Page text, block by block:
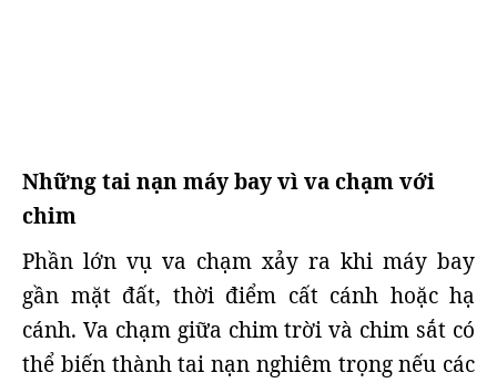
Những tai nạn máy bay vì va chạm với
chim
Phần lớn vụ va chạm xảy ra khi máy bay
gần mặt đất, thời điểm cất cánh hoặc hạ
cánh. Va chạm giữa chim trời và chim sắt có
thể biến thành tai nạn nghiêm trọng nếu các